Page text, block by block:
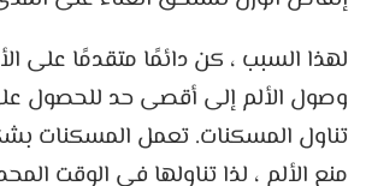
لهذا السبب ، كن دائمًا متقدمًا على
وصول الألم إلى أقصى حد للحصول
تناول المسكنات. تعمل المسكنات
منع الألم ، لذا تناولها في الوقت